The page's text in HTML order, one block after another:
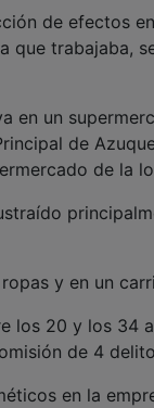
de efectos
que trabajaba,
un
de
de la
y en un
los 20 y los 34
de 4
en la